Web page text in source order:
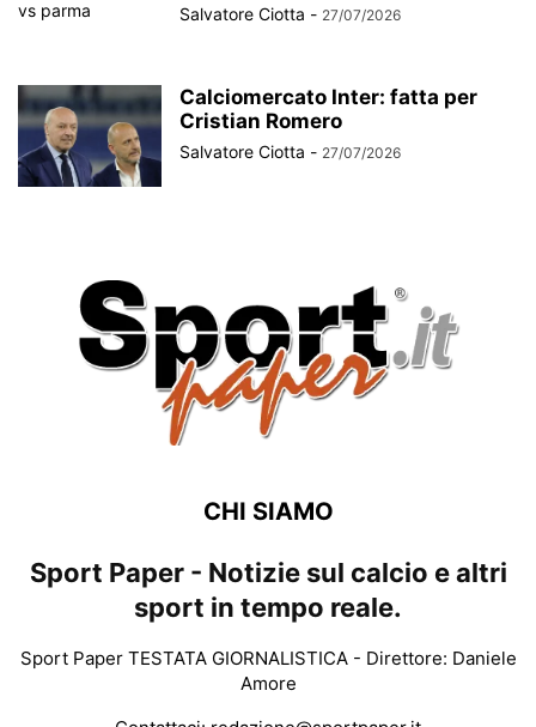
Salvatore Ciotta - 27/07/2026
Calciomercato Inter: fatta per
Cristian Romero
Salvatore Ciotta - 27/07/2026
CHI SIAMO
Sport Paper - Notizie sul calcio e altri
sport in tempo reale.
Sport Paper TESTATA GIORNALISTICA - Direttore: Daniele
Amore